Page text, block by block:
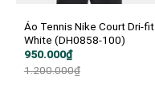
Áo Tennis Nike Court Dri-fit
White (DH0858-100)
1.200.000₫
Giá
là:
950.000₫
Giá
tại